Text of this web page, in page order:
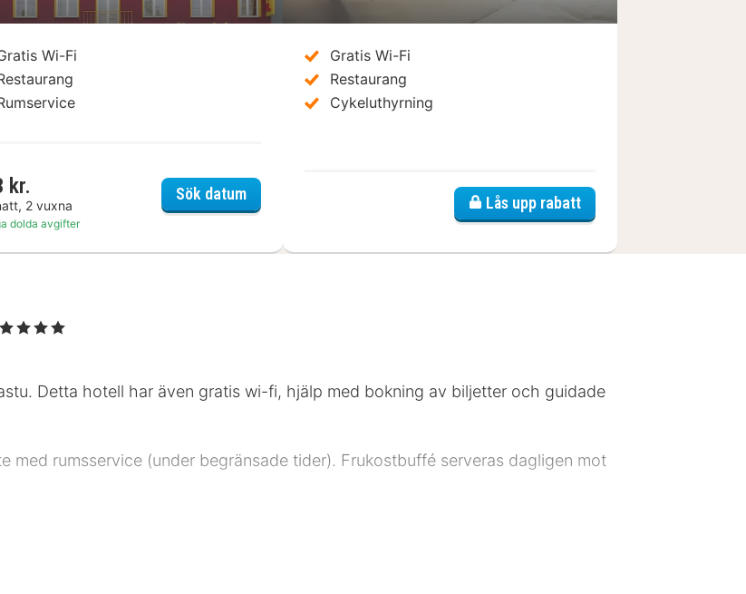
Wi-Fi
kr.
2 vuxna
dolda avgifter
Sök datumHotel am Hauptbahnhof
Gratis Wi-Fi
Restaurang
Cykeluthyrning
Lås upp rabatt
, 4 Stjärnor
Detta hotell har även gratis wi-fi, hjälp med bokning av biljetter och guidade
med rumsservice (under begränsade tider). Frukostbuffé serveras dagligen mot
för boenden i Tyskland. Detta boende har klassificerats som 4 stars.